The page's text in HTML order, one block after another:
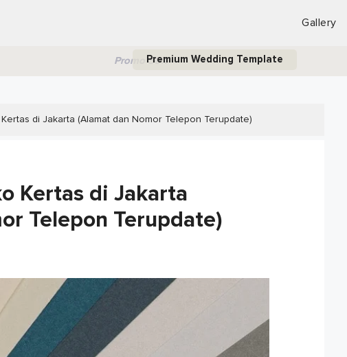
Gallery
Promo 50%Premium Wedding Template
di Jakarta (Alamat dan Nomor Telepon Terupdate)
Kertas di Jakarta
Telepon Terupdate)